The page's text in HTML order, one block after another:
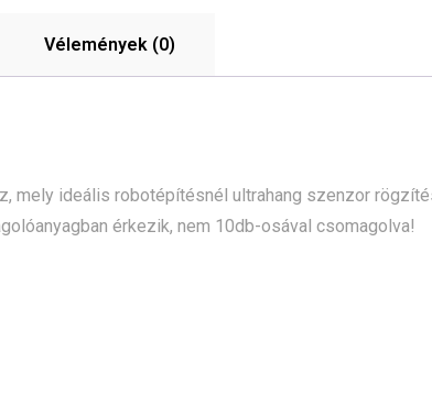
Vélemények (0)
mely ideális robotépítésnél ultrahang szenzor
érkezik, nem 10db-osával csomagolva!